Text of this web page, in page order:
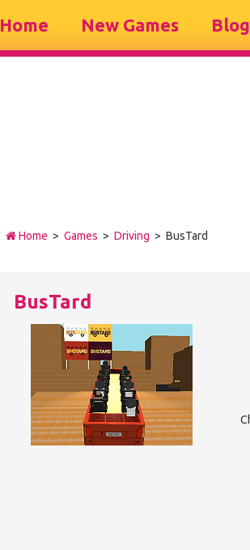
Home New Games Blog
Home > Games > Driving > BusTard
BusTard